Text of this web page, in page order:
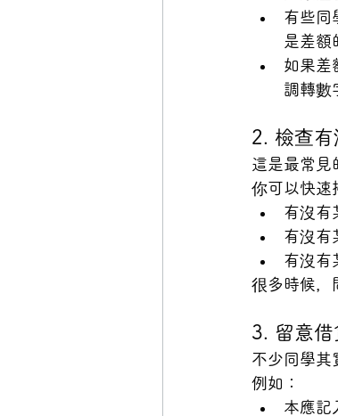
有些同
是差額
如果差
調轉數
2. 檢查有
這是最常見
你可以快速
有沒有
有沒有
有沒有
很多時候，
3. 留意借
不少同學其
例如：
本應記